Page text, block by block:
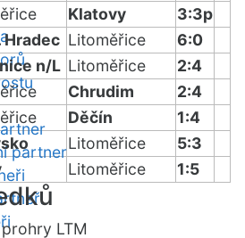
partner
Klatovy
3:3p
Hradec Litoměřice
6:0
n/L Litoměřice
2:4
Chrudim
2:4
Děčín
1:4
Litoměřice
5:3
Litoměřice 1:5
prohry LTM